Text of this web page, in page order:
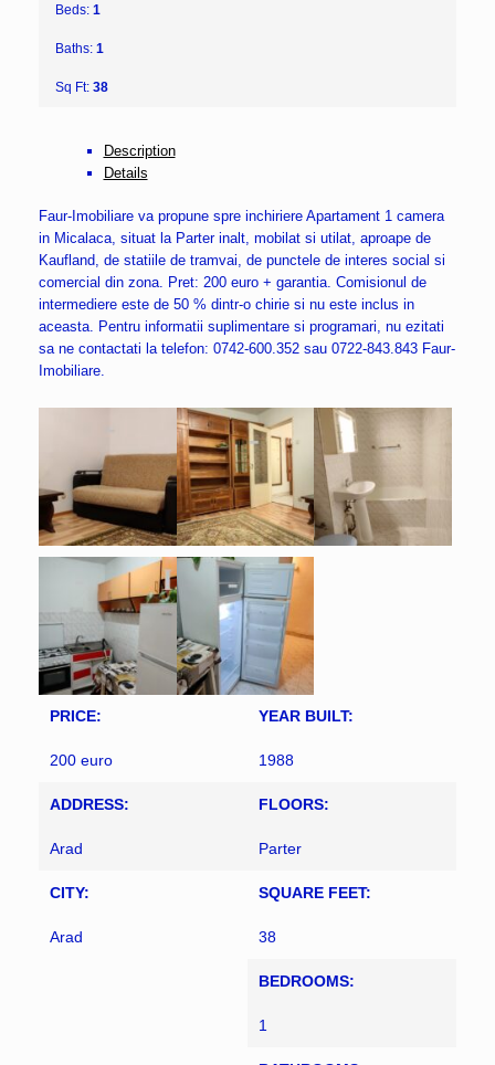
Beds: 1
Baths: 1
Sq Ft: 38
Description
Details
Faur-Imobiliare va propune spre inchiriere Apartament 1 camera
in Micalaca, situat la Parter inalt, mobilat si utilat, aproape de
Kaufland, de statiile de tramvai, de punctele de interes social si
comercial din zona. Pret: 200 euro + garantia. Comisionul de
intermediere este de 50 % dintr-o chirie si nu este inclus in
aceasta. Pentru informatii suplimentare si programari, nu ezitati
sa ne contactati la telefon: 0742-600.352 sau 0722-843.843 Faur-
Imobiliare.
PRICE:
200 euro
ADDRESS:
Arad
CITY:
Arad
YEAR BUILT:
1988
FLOORS:
Parter
SQUARE FEET:
38
BEDROOMS:
1